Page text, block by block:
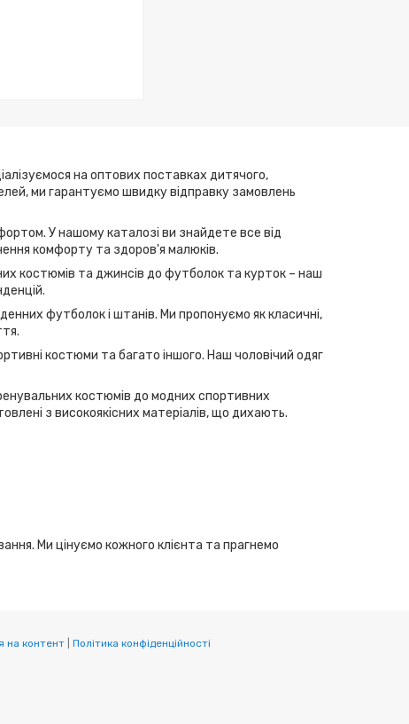
на оптових поставках дитячого,
ми гарантуємо швидку відправку замовлень
У нашому каталозі ви знайдете все від
комфорту та здоров'я малюків.
костюмів та джинсів до футболок та курток – наш
футболок і штанів. Ми пропонуємо як класичні,
костюми та багато іншого. Наш чоловічий одяг
костюмів до модних спортивних
з високоякісних матеріалів, що дихають.
Ми цінуємо кожного клієнта та прагнемо
на контент
Політика конфіденційності